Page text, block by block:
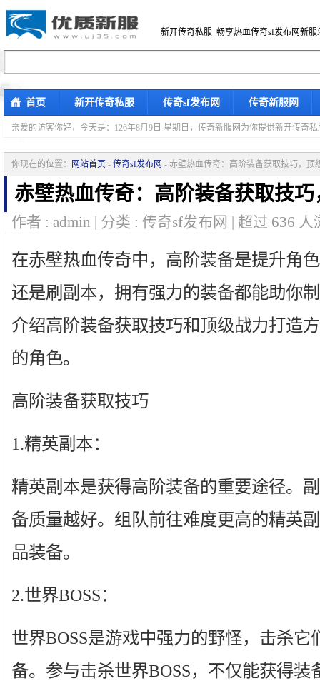
新开传奇私服_畅享热血传奇sf发布网新服
首页 新开传奇私服 传奇sf发布网 传奇新服网
亲爱的访客你好， 今天是：126年8月9日 星期日，传奇新服网为你提供新开传奇
你现在的位置： 网站首页 - 传奇sf发布网 - 赤壁热血传奇：高阶装备获取技巧，顶
赤壁热血传奇：高阶装备获取技
作者 : admin | 分类 : 传奇sf发布网 | 超过 636 人
在赤壁热血传奇中，高阶装备是提升角
还是刷副本，拥有强力的装备都能助你
介绍高阶装备获取技巧和顶级战力打造
的角色。
高阶装备获取技巧
1.精英副本：
精英副本是获得高阶装备的重要途径。
备质量越好。组队前往难度更高的精英
品装备。
2.世界BOSS：
世界BOSS是游戏中强力的野怪，击杀它
备。参与击杀世界BOSS，不仅能获得